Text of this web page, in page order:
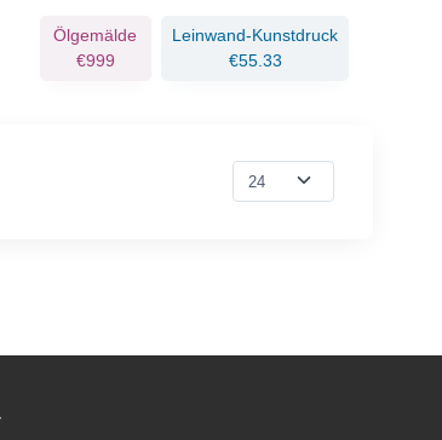
Ölgemälde
€999
Leinwand-Kunstdruck
€55.33